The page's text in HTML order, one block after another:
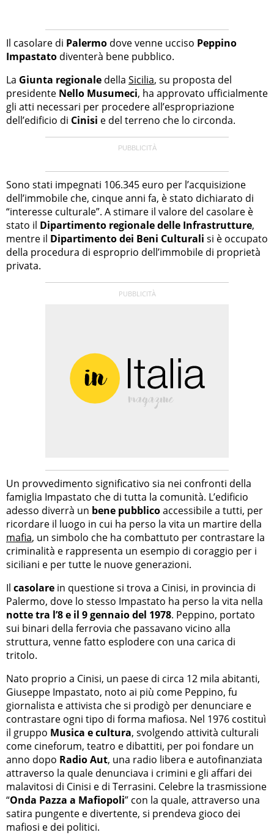
Il casolare di Palermo dove venne ucciso Peppino
Impastato diventerà bene pubblico.
La Giunta regionale della Sicilia, su proposta del
presidente Nello Musumeci, ha approvato ufficialmente
gli atti necessari per procedere all’espropriazione
dell’edificio di Cinisi e del terreno che lo circonda.
Sono stati impegnati 106.345 euro per l’acquisizione
dell’immobile che, cinque anni fa, è stato dichiarato di
“interesse culturale”. A stimare il valore del casolare è
stato il Dipartimento regionale delle Infrastrutture,
mentre il Dipartimento dei Beni Culturali si è occupato
della procedura di esproprio dell’immobile di proprietà
privata.
Un provvedimento significativo sia nei confronti della
famiglia Impastato che di tutta la comunità. L’edificio
adesso diverrà un bene pubblicoaccessibile a tutti, per
ricordare il luogo in cui ha perso la vita un martire della
mafia, un simbolo che ha combattuto per contrastare la
criminalità e rappresenta un esempio di coraggio per i
siciliani e per tutte le nuove generazioni.
Il casolare in questione si trova a Cinisi, in provincia di
Palermo, dove lo stesso Impastato ha perso la vita nella
notte tra l’8 e il 9 gennaio del 1978. Peppino, portato
sui binari della ferrovia che passavano vicino alla
struttura, venne fatto esplodere con una carica di
tritolo.
Nato proprio a Cinisi, un paese di circa 12 mila abitanti,
Giuseppe Impastato, noto ai più come Peppino, fu
giornalista e attivista che si prodigò per denunciare e
contrastare ogni tipo di forma mafiosa. Nel 1976 costituì
il gruppo Musica e cultura, svolgendo attività culturali
come cineforum, teatro e dibattiti, per poi fondare un
anno dopo Radio Aut, una radio libera e autofinanziata
attraverso la quale denunciava i crimini e gli affari dei
malavitosi di Cinisi e di Terrasini. Celebre la trasmissione
“Onda Pazza a Mafiopoli” con la quale, attraverso una
satira pungente e divertente, si prendeva gioco dei
mafiosi e dei politici.